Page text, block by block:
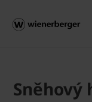
Sněhový